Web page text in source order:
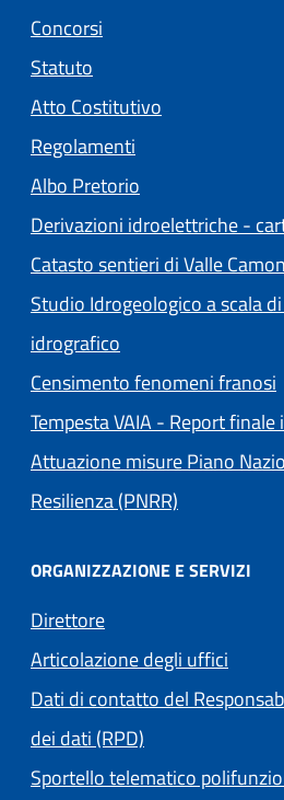
Concorsi
Statuto
Atto Costitutivo
Regolamenti
Albo Pretorio
Derivazioni idroelettriche -
Catasto sentieri di Valle
Studio Idrogeologico a scala
idrografico
Censimento fenomeni franosi
Tempesta VAIA - Report
Attuazione misure Piano
Resilienza (PNRR)
ORGANIZZAZIONE E SERVIZI
Direttore
Articolazione degli uffici
Dati di contatto del
dei dati (RPD)
Sportello telematico